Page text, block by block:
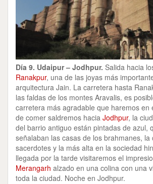
Día 9. Udaipur – Jodhpur. Salida hacia
Ranakpur, una de las joyas más
arquitectura Jain. La carretera hasta
las faldas de los montes Aravalis, es
carretera más agradable que haremos en
de comer saldremos hacia Jodhpur, la
del barrio antiguo están pintadas de azul,
señalaban las casas de los brahmanes, la
sacerdotes y la más alta en la sociedad
llegada por la tarde visitaremos el
Merangarh alzado en una colina con una
toda la ciudad. Noche en Jodhpur.